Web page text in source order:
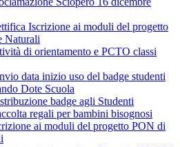
Iscrizione ai moduli del progetto
Naturali
di orientamento e PCTO classi
data inizio uso del badge studenti
Dote Scuola
badge agli Studenti
regali per bambini bisognosi
ai moduli del progetto PON di